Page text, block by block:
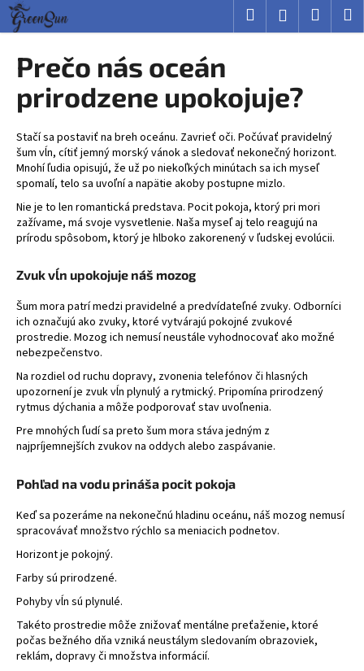
Prejsť
obsah
Hľadať Prihlásenie
Prečo nás oceán
prirodzene upokojuje?
Stačí sa postaviť na breh oceánu. Zavrieť oči. Počúvať pravidelný
šum vĺn, cítiť jemný morský vánok a sledovať nekonečný horizont.
Mnohí ľudia opisujú, že už po niekoľkých minútach sa ich myseľ
spomalí, telo sa uvoľní a napätie akoby postupne mizlo.
Nie je to len romantická predstava. Pocit pokoja, ktorý pri mori
zažívame, má svoje vysvetlenie. Naša myseľ aj telo reagujú na
prírodu spôsobom, ktorý je hlboko zakorenený v ľudskej evolúcii.
Zvuk vĺn upokojuje náš mozog
Šum mora patrí medzi pravidelné a predvídateľné zvuky. Odborníci
ich označujú ako zvuky, ktoré vytvárajú pokojné zvukové
prostredie. Mozog ich nemusí neustále vyhodnocovať ako možné
nebezpečenstvo.
Na rozdiel od ruchu dopravy, zvonenia telefónov či hlasných
upozornení je zvuk vĺn plynulý a rytmický. Pripomína prirodzený
rytmus dýchania a môže podporovať stav uvoľnenia.
Pre mnohých ľudí sa preto šum mora stáva jedným z
najpríjemnejších zvukov na oddych alebo zaspávanie.
Pohľad na vodu prináša pocit pokoja
Keď sa pozeráme na nekonečnú hladinu oceánu, náš mozog nemusí
spracovávať množstvo rýchlo sa meniacich podnetov.
Horizont je pokojný.
Farby sú prirodzené.
Pohyby vĺn sú plynulé.
Takéto prostredie môže znižovať mentálne preťaženie, ktoré
počas bežného dňa vzniká neustálym sledovaním obrazoviek,
reklám, dopravy či množstva informácií.
K
o
Č
o
p
o
t
r
e
b
j
e
t
e
n
á
j
s
ť
HĽADAŤ